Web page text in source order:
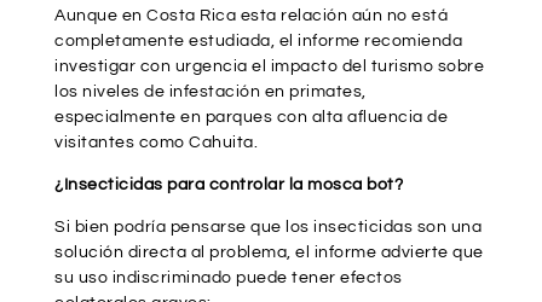
Aunque en Costa Rica esta relación aún no está
completamente estudiada, el informe recomienda
investigar con urgencia el impacto del turismo sobre
los niveles de infestación en primates,
especialmente en parques con alta afluencia de
visitantes como Cahuita.
¿Insecticidas para controlar la mosca bot?
Si bien podría pensarse que los insecticidas son una
solución directa al problema, el informe advierte que
su uso indiscriminado puede tener efectos